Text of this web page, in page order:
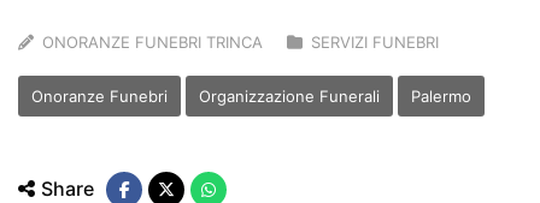
ONORANZE FUNEBRI TRINCA SERVIZI FUNEBRI
Onoranze Funebri Organizzazione Funerali Palermo
Share